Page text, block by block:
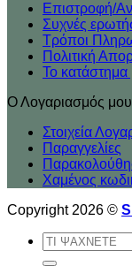
Επιστροφή/
Συχνές
Τρόποι
Πολιτική
Το κατάστημα
Ο Λογαριασμός μου
Στοιχεία
Παραγγελίες
Χαμένος
Copyright 2026 ©
Αναζήτηση
για: